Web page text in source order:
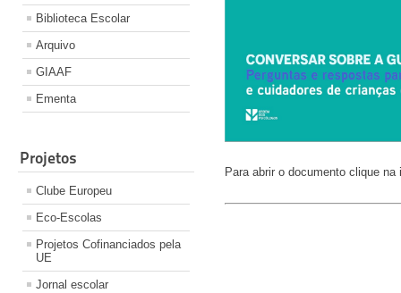
Biblioteca Escolar
Arquivo
GIAAF
Ementa
Projetos
Clube Europeu
Eco-Escolas
Projetos Cofinanciados pela
UE
Jornal escolar
Para abrir o documento clique na